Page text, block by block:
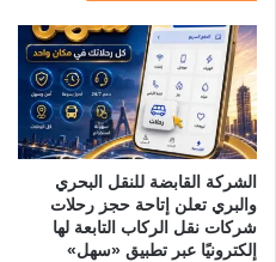
الشركة القابضة للنقل البحري
والبري تعلن إتاحة حجز رحلات
شركات نقل الركاب التابعة لها
إلكترونيًا عبر تطبيق «سهل»